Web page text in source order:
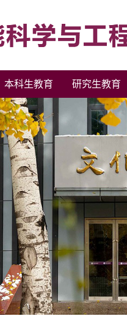
本科生教育 研究生教育